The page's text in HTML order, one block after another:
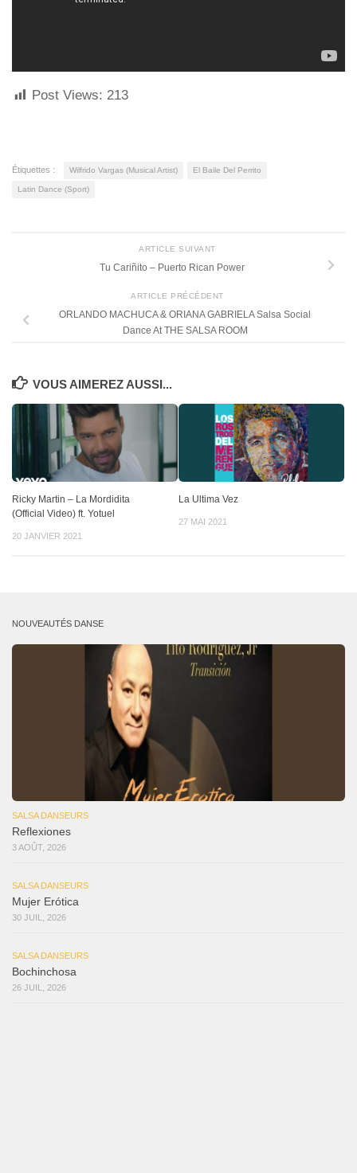
Post Views: 213
Étiquettes : Wilfrido Vargas (Musical Artist) El Baile Del Perrito
Latin Dance (Sport)
ARTICLE SUIVANT
Tu Cariñito – Puerto Rican Power
ARTICLE PRÉCÉDENT
ORLANDO MACHUCA & ORIANA GABRIELA Salsa Social
Dance At THE SALSA ROOM
VOUS AIMEREZ AUSSI...
Ricky Martin – La Mordidita
(Official Video) ft. Yotuel
20 JANVIER 2021
La Ultima Vez
27 MAI 2021
NOUVEAUTÉS DANSE
SALSA DANSEURS
Reflexiones
3 AOÛT, 2026
SALSA DANSEURS
Mujer Erótica
30 JUIL, 2026
SALSA DANSEURS
Bochinchosa
26 JUIL, 2026